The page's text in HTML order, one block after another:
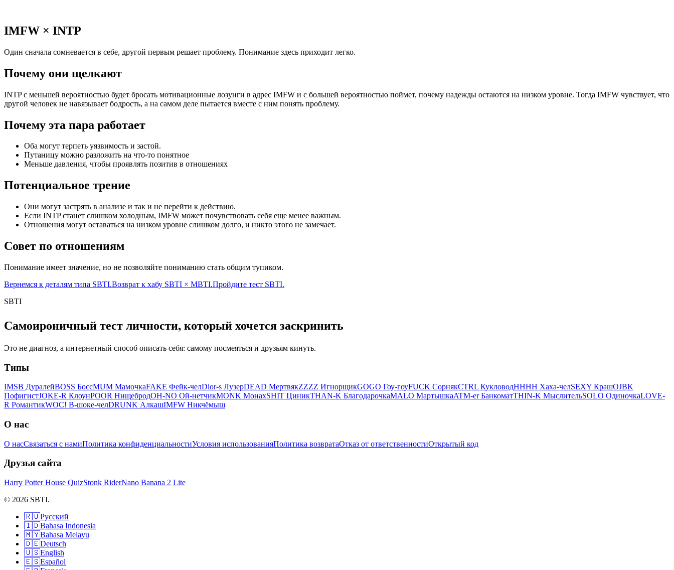
IMFW × INTP
Один сначала сомневается в себе, другой первым решает проблему. Понимание здесь приходит легко.
Почему они щелкают
INTP с меньшей вероятностью будет бросать мотивационные лозунги в адрес IMFW и с большей вероятностью поймет, почему надежды остаются на низком уровне. Тогда IMFW чувствует, что
другой человек не навязывает бодрость, а на самом деле пытается вместе с ним понять проблему.
Почему эта пара работает
Оба могут терпеть уязвимость и застой.
Путаницу можно разложить на что-то понятное
Меньше давления, чтобы проявлять позитив в отношениях
Потенциальное трение
Они могут застрять в анализе и так и не перейти к действию.
Если INTP станет слишком холодным, IMFW может почувствовать себя еще менее важным.
Отношения могут оставаться на низком уровне слишком долго, и никто этого не замечает.
Совет по отношениям
Понимание имеет значение, но не позволяйте пониманию стать общим тупиком.
Вернемся к деталям типа SBTI.Возврат к хабу SBTI × MBTI.Пройдите тест SBTI.
SBTI
Самоироничный тест личности, который хочется заскринить
Это не диагноз, а интернетный способ описать себя: самому посмеяться и друзьям кинуть.
Типы
IMSB ДуралейBOSS БоссMUM МамочкаFAKE Фейк-челDior-s ЛузерDEAD МертвякZZZZ ИгнорщикGOGO Гоу-гоуFUCK СорнякCTRL КукловодHHHH Хаха-челSEXY КрашOJBK
ПофигистJOKE-R КлоунPOOR НищебродOH-NO Ой-нетчикMONK МонахSHIT ЦиникTHAN-K БлагодарочкаMALO МартышкаATM-er БанкоматTHIN-K МыслительSOLO ОдиночкаLOVE-
R РомантикWOC! В-шоке-челDRUNK АлкашIMFW Никчёмыш
О нас
О насСвязаться с намиПолитика конфиденциальностиУсловия использованияПолитика возвратаОтказ от ответственностиОткрытый код
Друзья сайта
Harry Potter House QuizStonk RiderNano Banana 2 Lite
© 2026 SBTI.
🇷🇺Русский
🇮🇩Bahasa Indonesia
🇲🇾Bahasa Melayu
🇩🇪Deutsch
🇺🇸English
🇪🇸Español